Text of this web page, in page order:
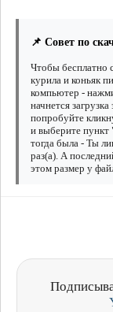
📌 Совет по
Чтобы бесплатно
курила и коньяк
компьютер -
начнется
попробуйте
и выберите пункт
тогда была - Ты
раз(а). А
этом размер у